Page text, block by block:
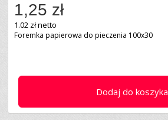
Dodaj do koszyka
1,25 zł
1.02 zł netto
Foremka papierowa do pieczenia 100x30